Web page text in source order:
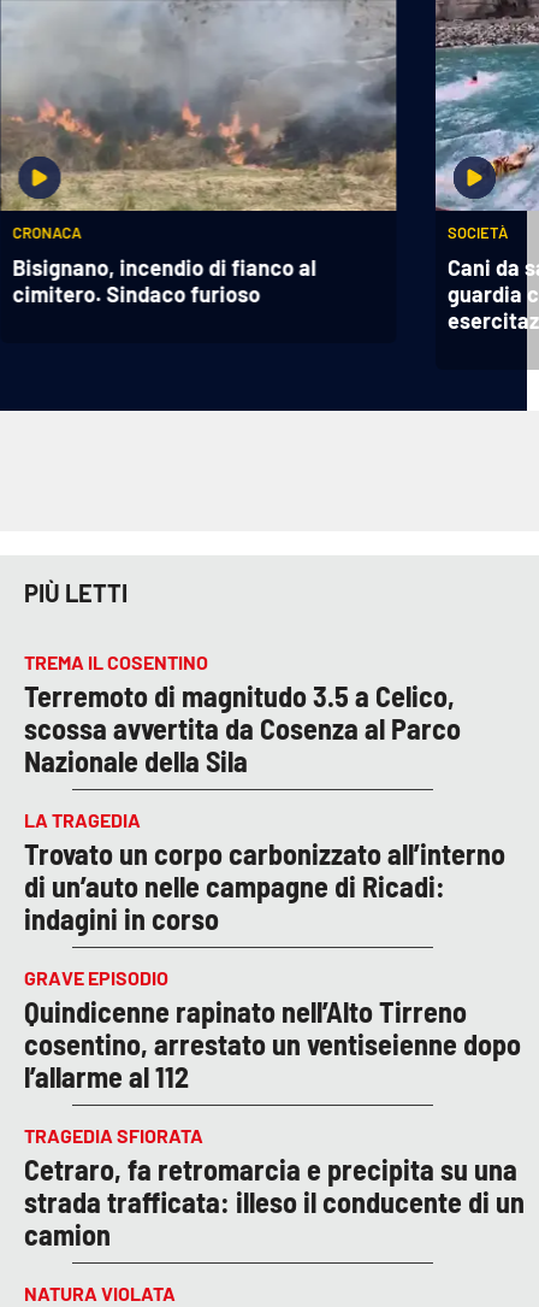
CRONACA
Bisignano, incendio di fianco al
cimitero. Sindaco furioso
SOCIETÀ
Cani da
guardia
PIÙ LETTI
TREMA IL COSENTINO
Terremoto di magnitudo 3.5 a Celico,
scossa avvertita da Cosenza al Parco
Nazionale della Sila
LA TRAGEDIA
Trovato un corpo carbonizzato all’interno
di un’auto nelle campagne di Ricadi:
indagini in corso
GRAVE EPISODIO
Quindicenne rapinato nell’Alto Tirreno
cosentino, arrestato un ventiseienne dopo
l’allarme al 112
TRAGEDIA SFIORATA
Cetraro, fa retromarcia e precipita su una
strada trafficata: illeso il conducente di un
camion
NATURA VIOLATA